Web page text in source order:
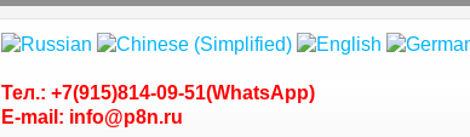
Тел.: +7(915)814-09-51(WhatsApp)
E-mail: info@p8n.ru
Следуйте за нами в